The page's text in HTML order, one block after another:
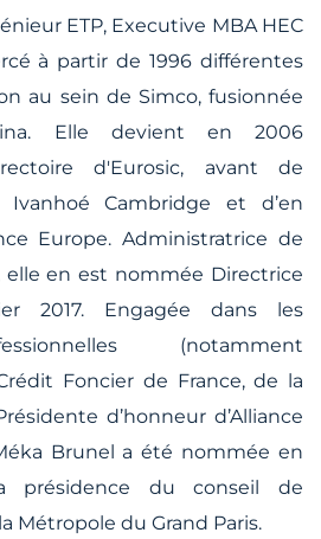
ETP, Executive MBA HEC
à partir de 1996 différentes
au sein de Simco, fusionnée
Elle devient en 2006
d'Eurosic, avant de
Cambridge et d’en
Europe. Administratrice de
elle en est nommée Directrice
2017. Engagée dans les
(notamment
Foncier de France, de la
d’honneur d’Alliance
Brunel a été nommée en
présidence du conseil de
Métropole du Grand Paris.